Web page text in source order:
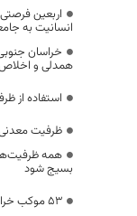
اربعین
انسانیت به
خراسان
همدلی و
استفاده از
ظرفیت
همه ظرفیت‌ها
بسیج شود
53 موکب خراسان جنوبی در خدمت زائران اربعین